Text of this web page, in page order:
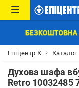
Епіцентр К Каталог
Духова шафа
Retro 10032485